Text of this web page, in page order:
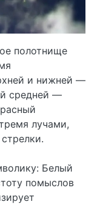
полотнище
и нижней —
средней —
лучами,
Белый
помыслов